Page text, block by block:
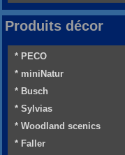
Produits décor
* PECO
* miniNatur
* Busch
* Sylvias
* Woodland scenics
* Faller